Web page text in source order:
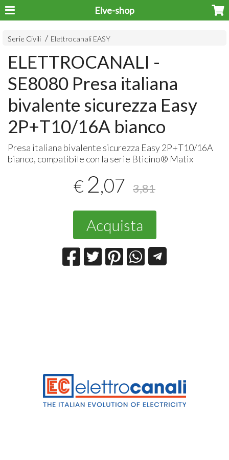
Elve-shop
Serie Civili Elettrocanali EASY
ELETTROCANALI -
SE8080 Presa italiana
bivalente sicurezza Easy
2P+T10/16A bianco
Presa italiana bivalente sicurezza Easy 2P+T10/16A
bianco, compatibile con la serie Bticino® Matix
€ 2,07 3,81
Acquista